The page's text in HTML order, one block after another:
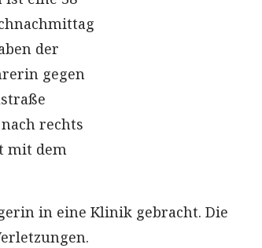
der
gegen
rechts
mit dem
in eine Klinik gebracht. Die